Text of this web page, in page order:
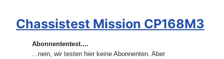
Chassistest Mission CP168M3
Abonnententest....
...nein, wir testen hier keine Abonnenten. Aber